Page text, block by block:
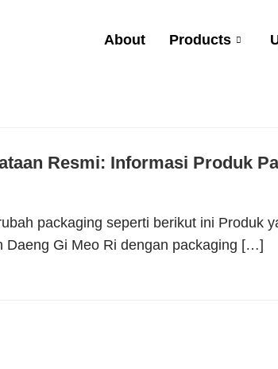
About Products
Resmi: Informasi Produk
packaging seperti berikut ini Produk
Daeng Gi Meo Ri dengan packaging […]